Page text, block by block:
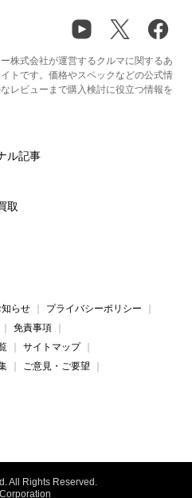
株式会社が運営するクルマに関するあ
トです。価格やスペックなどの公式情
レビューまで購入検討に役立つ情報を
ル記事
取
知らせ
プライバシーポリシー
免責事項
サイトマップ
ご意見・ご要望
All Rights Reserved.